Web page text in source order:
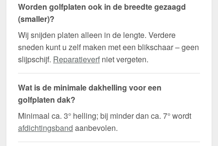
Worden golfplaten ook in de breedte gezaagd
(smaller)?
Wij snijden platen alleen in de lengte. Verdere
sneden kunt u zelf maken met een blikschaar – geen
slijpschijf. Reparatieverf niet vergeten.
Wat is de minimale dakhelling voor een
golfplaten dak?
Minimaal ca. 3° helling; bij minder dan ca. 7° wordt
afdichtingsband aanbevolen.